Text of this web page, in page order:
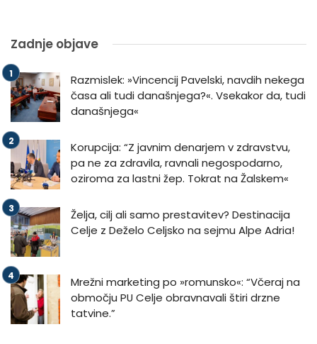
Zadnje objave
Razmislek: »Vincencij Pavelski, navdih nekega
časa ali tudi današnjega?«. Vsekakor da, tudi
današnjega«
Korupcija: “Z javnim denarjem v zdravstvu,
pa ne za zdravila, ravnali negospodarno,
oziroma za lastni žep. Tokrat na Žalskem«
Želja, cilj ali samo prestavitev? Destinacija
Celje z Deželo Celjsko na sejmu Alpe Adria!
Mrežni marketing po »romunsko«: “Včeraj na
območju PU Celje obravnavali štiri drzne
tatvine.”